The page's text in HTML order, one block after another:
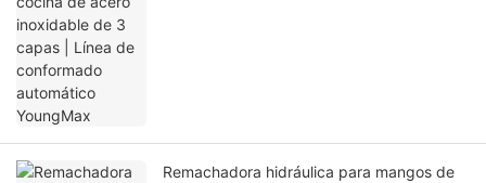
Remachadora hidráulica para mangos de